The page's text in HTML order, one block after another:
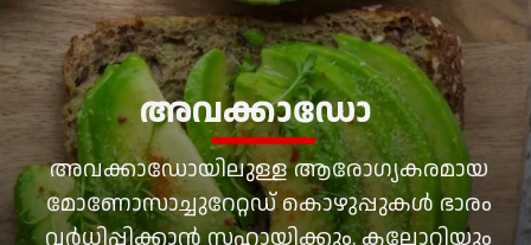
അവക്കാഡോയിലുള്ള ആരോഗ്യകരമായ
മോണോസാച്ചുറേറ്റഡ് കൊഴുപ്പുകള്‍ ഭാരം
വര്‍ധിപ്പിക്കാന്‍ സഹായിക്കും. കലോറിയും
അവക്കാഡോ